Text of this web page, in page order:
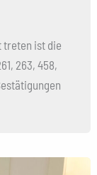
treten ist die
263, 458,